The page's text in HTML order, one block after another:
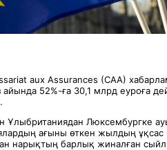
aux Assurances (CAA)
52%-ға 30,1 млрд еуроға
Ұлыбританиядан Люксембургке
ағыны өткен жылдың ұқсас
нарықтың барлық жиналған